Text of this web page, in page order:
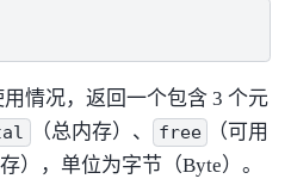
情况，返回一个包含 3 个元
（总内存）、 free
（可用
），单位为字节（Byte）。